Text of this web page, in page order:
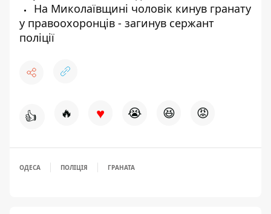
На Миколаївщині чоловік кинув гранату
у правоохоронців - загинув сержант
поліції
👍 🔥 ♥ 😭 😆 😡
ОДЕСА ПОЛІЦІЯ ГРАНАТА